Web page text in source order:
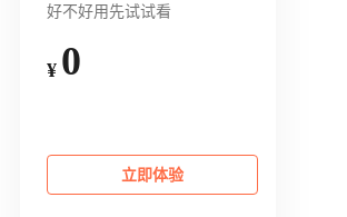
好不好用先试试看
¥ 0
立即体验